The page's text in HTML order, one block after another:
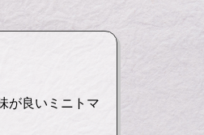
が良いミニトマ